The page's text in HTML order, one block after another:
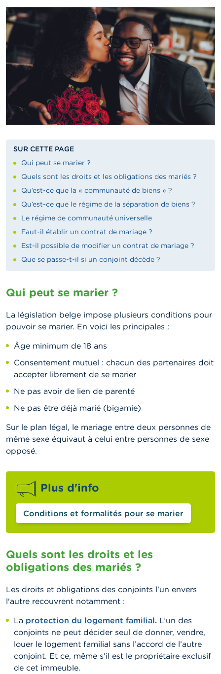
SUR CETTE PAGE
Qui peut se marier ?
Quels sont les droits et les obligations des mariés ?
Qu’est-ce que la « communauté de biens » ?
Qu’est-ce que le régime de la séparation de biens ?
Le régime de communauté universelle
Faut-il établir un contrat de mariage ?
Est-il possible de modifier un contrat de mariage ?
Que se passe-t-il si un conjoint décède ?
Qui peut se marier ?
La législation belge impose plusieurs conditions pour
pouvoir se marier. En voici les principales :
Âge minimum de 18 ans
Consentement mutuel : chacun des partenaires doit
accepter librement de se marier
Ne pas avoir de lien de parenté
Ne pas être déjà marié (bigamie)
Sur le plan légal, le mariage entre deux personnes de
même sexe équivaut à celui entre personnes de sexe
opposé.
Plus d'info
Conditions et formalités pour se marier
Quels sont les droits et les
obligations des mariés ?
Les droits et obligations des conjoints l'un envers
l'autre recouvrent notamment :
La protection du logement familial. L’un des
conjoints ne peut décider seul de donner, vendre,
louer le logement familial sans l’accord de l’autre
conjoint. Et ce, même s'il est le propriétaire exclusif
de cet immeuble.